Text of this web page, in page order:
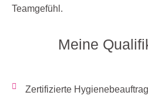
Teamgefühl.
Meine
Zertifizierte